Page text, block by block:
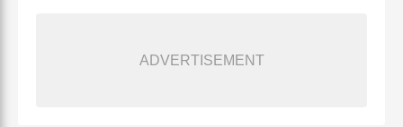
ADVERTISEMENT